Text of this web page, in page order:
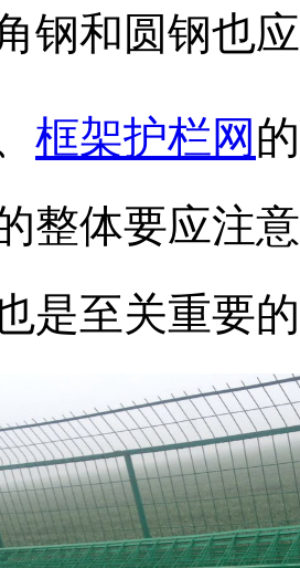
钢和圆钢也
框架护栏网
整体要应注
是至关重要